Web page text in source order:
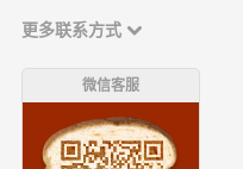
更多联系方式
微信客服